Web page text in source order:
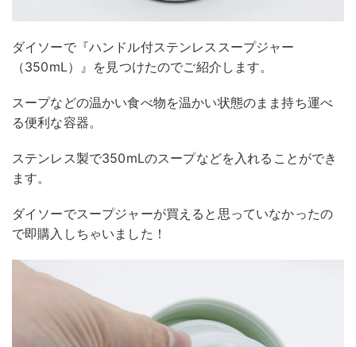
ダイソーで『ハンドル付ステンレススープジャー
（350mL）』を見つけたのでご紹介します。
スープなどの温かい食べ物を温かい状態のまま持ち運べ
る便利な容器。
ステンレス製で350mLのスープなどを入れることができ
ます。
ダイソーでスープジャーが買えると思っていなかったの
で即購入しちゃいました！